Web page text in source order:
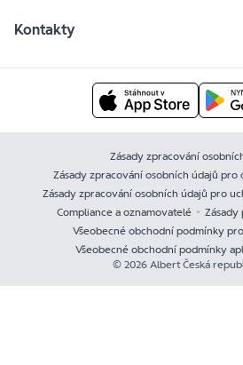
Kontakty
Zásady zpracování
Zásady zpracování osobních údajů
Zásady zpracování osobních údajů pro
Compliance a oznamovatelé
Zásady
Všeobecné obchodní podmínky
Všeobecné obchodní podmínky
© 2026 Albert Česká